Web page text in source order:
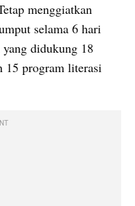
menggiatkan
selama 6 hari
didukung 18
15 program literasi